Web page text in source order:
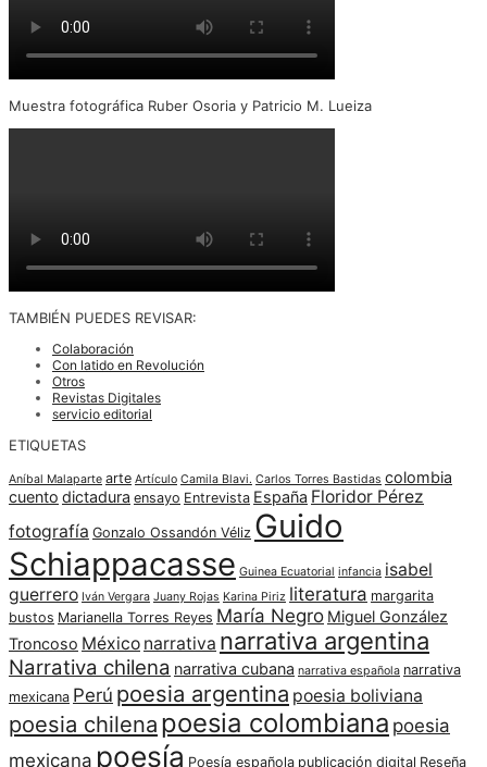
Muestra fotográfica Ruber Osoria y Patricio M. Lueiza
TAMBIÉN PUEDES REVISAR:
Colaboración
Con latido en Revolución
Otros
Revistas Digitales
servicio editorial
ETIQUETAS
Aníbal Malaparte arte Artículo Camila Blavi. Carlos Torres Bastidas colombia
cuento dictadura ensayo Entrevista España Floridor Pérez
fotografía Gonzalo Ossandón Véliz Guido
Schiappacasse Guinea Ecuatorial infancia isabel
guerrero Iván Vergara Juany Rojas Karina Piriz literatura margarita
bustos Marianella Torres Reyes María Negro Miguel González
Troncoso México narrativa narrativa argentina
Narrativa chilena narrativa cubana narrativa española narrativa
mexicana Perú poesia argentina poesia boliviana
poesia chilena poesia colombiana poesia
mexicana poesía Poesía española publicación digital Reseña